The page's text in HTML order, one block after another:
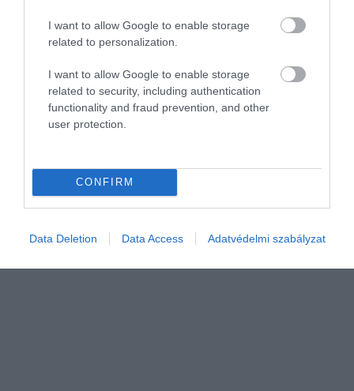
I want to allow Google to enable storage
related to personalization.
I want to allow Google to enable storage
related to security, including authentication
functionality and fraud prevention, and other
user protection.
CONFIRM
Data Deletion Data Access Adatvédelmi szabályzat
PIACOK
10 év kutatómunka és 130 hibás prototípus után az Anheuser-
Busch sörfőzde sikeresen megalkotta az első teljesen
én jelenik meg a…